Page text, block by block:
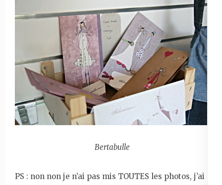
Bertabulle
PS : non non je n’ai pas mis TOUTES les photos, j’ai